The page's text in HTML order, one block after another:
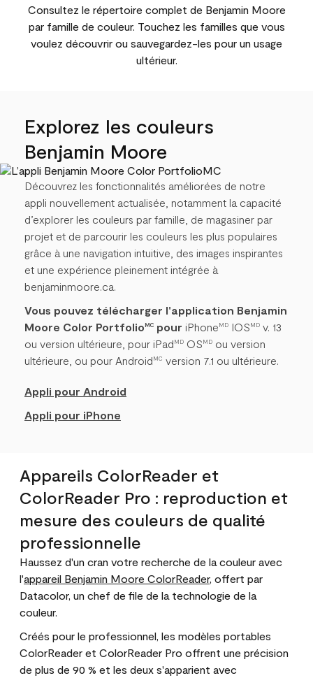
Consultez le répertoire complet de Benjamin Moore
par famille de couleur. Touchez les familles que vous
voulez découvrir ou sauvegardez-les pour un usage
ultérieur.
Explorez les couleurs
Benjamin Moore
Découvrez les fonctionnalités améliorées de notre
appli nouvellement actualisée, notamment la capacité
d’explorer les couleurs par famille, de magasiner par
projet et de parcourir les couleurs les plus populaires
grâce à une navigation intuitive, des images inspirantes
et une expérience pleinement intégrée à
benjaminmoore.ca.
Vous pouvez télécharger l'application Benjamin
Moore Color Portfolio MC pour iPhone MD IOS MD v. 13
ou version ultérieure, pour iPad MD OS MD ou version
ultérieure, ou pour Android MC version 7.1 ou ultérieure.
Appli pour Android
Appli pour iPhone
Appareils ColorReader et
ColorReader Pro : reproduction et
mesure des couleurs de qualité
professionnelle
Haussez d'un cran votre recherche de la couleur avec
l'appareil Benjamin Moore ColorReader, offert par
Datacolor, un chef de file de la technologie de la
couleur.
Créés pour le professionnel, les modèles portables
ColorReader et ColorReader Pro offrent une précision
de plus de 90 % et les deux s'apparient avec